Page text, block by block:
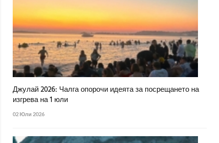
Джулай 2026: Чалга опорочи идеята за посрещането на
изгрева на 1 юли
02 Юли 2026